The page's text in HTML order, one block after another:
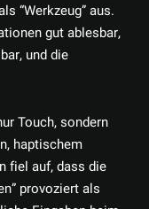
“Werkzeug” aus.
gut ablesbar,
und die
Touch, sondern
haptischem
fiel auf, dass die
provoziert als